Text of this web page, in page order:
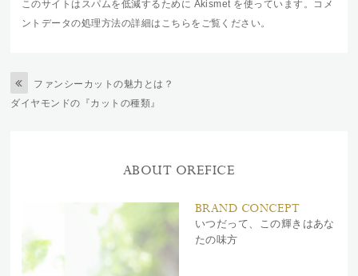
このサイトはスパムを低減するために Akismet を使っています。
コメ
ントデータの処理方法の詳細はこちらをご覧ください。
ファンシーカットの魅力とは？
ダイヤモンドの『カットの種類』
ABOUT OREFICE
BRAND CONCEPT
いつだって、この輝きはあな
たの味方